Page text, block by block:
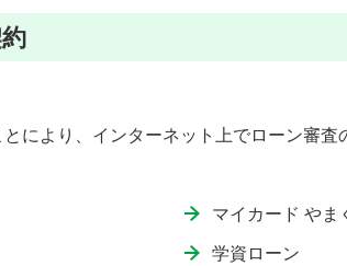
により、インターネット上でローン審
マイカード やま
学資ローン